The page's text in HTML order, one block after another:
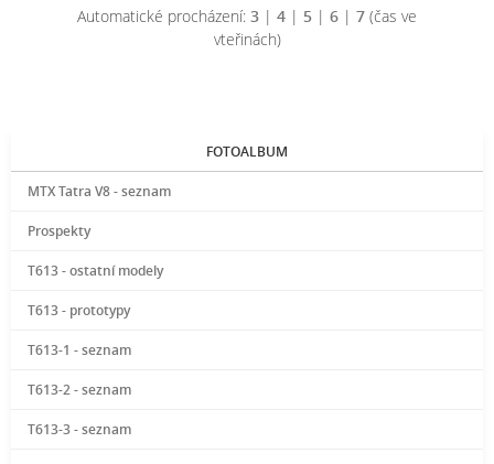
Automatické procházení: 3 | 4 | 5 | 6 | 7 (čas ve
vteřinách)
FOTOALBUM
MTX Tatra V8 - seznam
Prospekty
T613 - ostatní modely
T613 - prototypy
T613-1 - seznam
T613-2 - seznam
T613-3 - seznam